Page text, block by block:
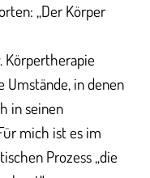
„Der Körper
Körpertherapie
Umstände, in denen
in seinen
mich ist es im
Prozess „die